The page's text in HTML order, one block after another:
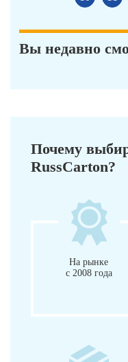
Вы недавно
Почему
RussCarton?
На рынке
с 2008 года